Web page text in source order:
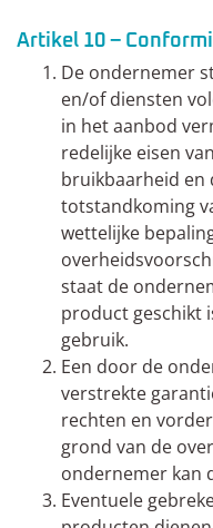
Artikel 10 –
De ondernemer
en/of diensten
in het aanbod
redelijke eisen
bruikbaarheid en
totstandkoming
wettelijke
staat de
product geschikt
gebruik.
Een door de
verstrekte
rechten en
grond van de
ondernemer kan
Eventuele